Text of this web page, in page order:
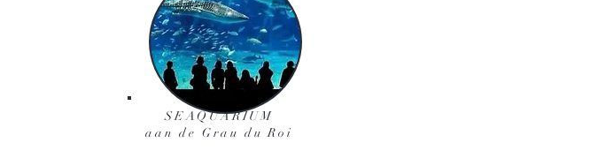
SEAQUARIUM
aan de Grau du Roi